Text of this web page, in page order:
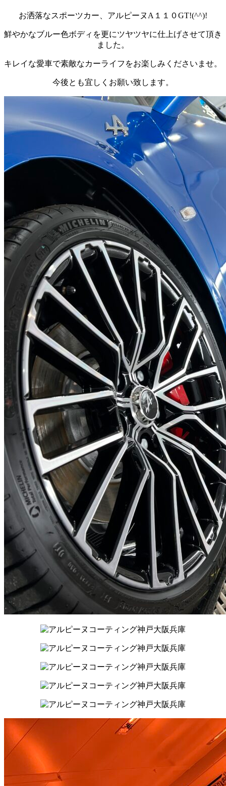
お洒落なスポーツカー、アルピーヌA１１０GT!(^^)!
鮮やかなブルー色ボディを更にツヤツヤに仕上げさせて頂き
ました。
キレイな愛車で素敵なカーライフをお楽しみくださいませ。
今後とも宜しくお願い致します。